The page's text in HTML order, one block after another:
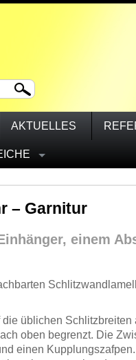
AKTUELLES
– Garnitur
einem
üblichen Schlitzbreiten
oben begrenzt. Die
einen